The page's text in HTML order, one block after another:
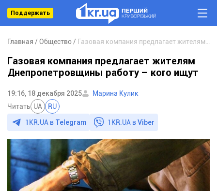
Поддержать
Главная Общество
Газовая компания предлагает жителям
Днепропетровщины работу – кого ищут
19:16, 18 декабря 2025
Марина Кулик
Читать UA RU
1KR.UA в Telegram 1KR.UA вViber